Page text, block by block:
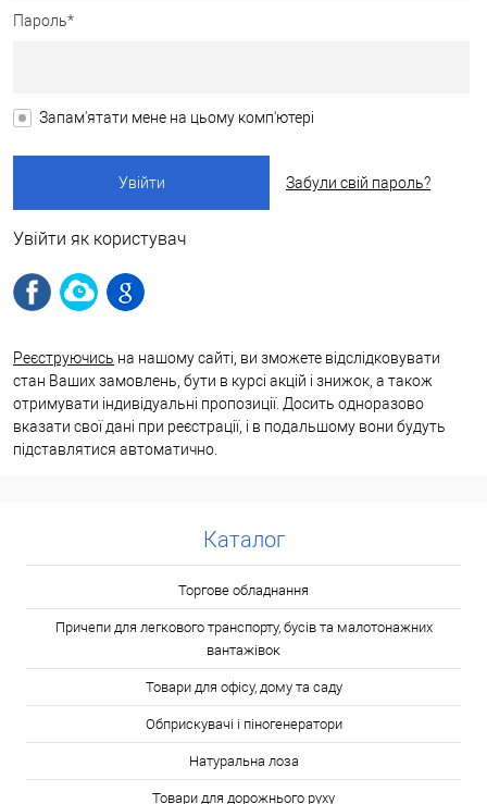
Пароль*
Запам'ятати мене на цьому комп'ютері
Забули свій пароль?
Увійти як користувач
Реєструючись на нашому сайті, ви зможете відслідковувати
стан Ваших замовлень, бути в курсі акцій і знижок, а також
отримувати індивідуальні пропозиції. Досить одноразово
вказати свої дані при реєстрації, і в подальшому вони будуть
підставлятися автоматично.
Каталог
Торгове обладнання
Причепи для легкового транспорту, бусів та малотонажних
вантажівок
Товари для офісу, дому та саду
Обприскувачі і піногенератори
Натуральна лоза
Товари для дорожнього руху